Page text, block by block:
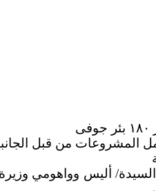
المشروعات من قبل
السيدة/ أليس وواهومي